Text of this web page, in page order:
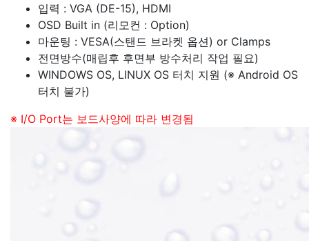
입력 : VGA (DE-15), HDMI
OSD Built in (리모컨 : Option)
마운팅 : VESA(스탠드 브라켓 옵션) or Clamps
전면방수(매립후 후면부 방수처리 작업 필요)
WINDOWS OS, LINUX OS 터치 지원 (※ Android OS
터치 불가)
※ I/O Port는 보드사양에 따라 변경됨